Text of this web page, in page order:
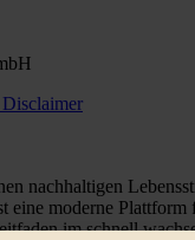
nachhaltigen
eine moderne Plattform
im schnell